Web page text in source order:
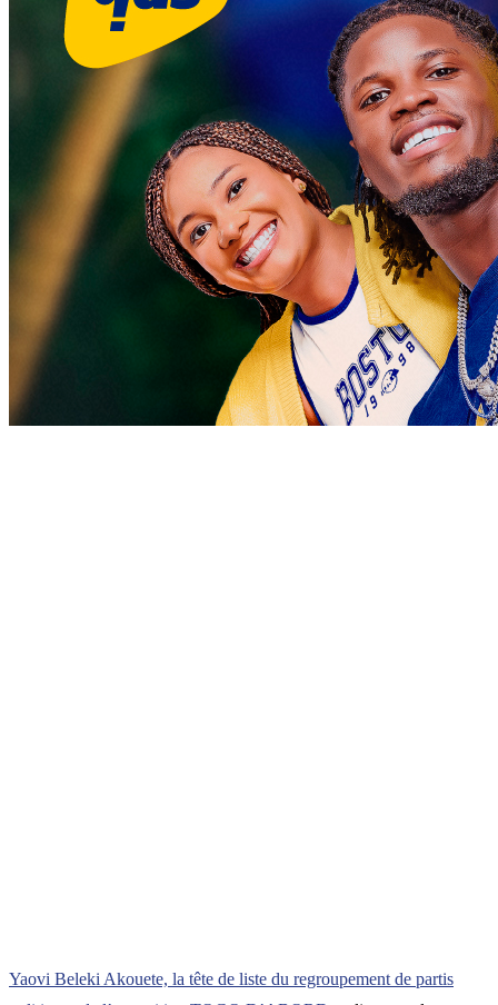
Yaovi Beleki Akouete, la tête de liste du regroupement de partis